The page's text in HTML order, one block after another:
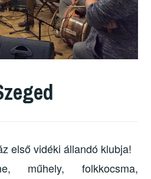
első vidéki állandó klubja!
műhely, folkkocsma,